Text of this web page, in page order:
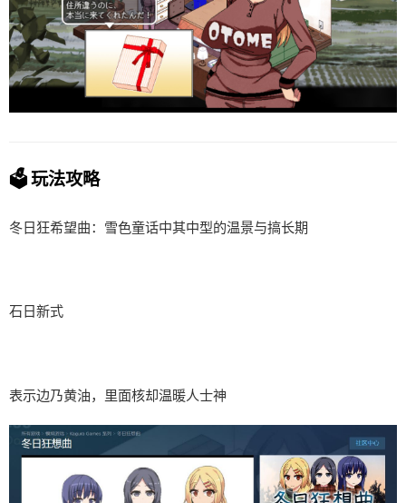
🗳️ 玩法攻略
冬日狂希望曲：雪色童话中其中型的温景与搞长期
石日新式
表示边乃黄油，里面核却温暖人士神